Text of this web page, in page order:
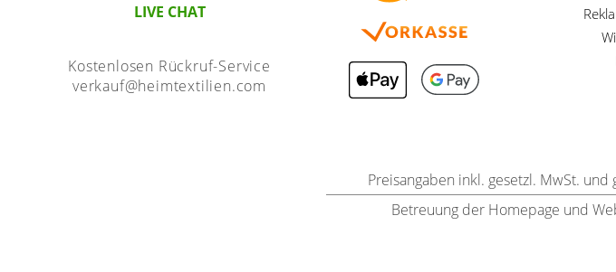
LIVE CHAT
Kostenlosen Rückruf-Service
verkauf@heimtextilien.com
Preisangaben inkl. gesetzl. MwSt.
Betreuung der Homepage und